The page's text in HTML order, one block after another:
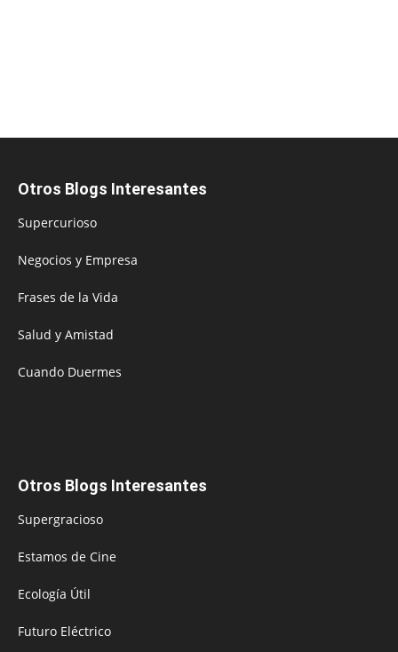
Otros Blogs Interesantes
Supercurioso
Negocios y Empresa
Frases de la Vida
Salud y Amistad
Cuando Duermes
Otros Blogs Interesantes
Supergracioso
Estamos de Cine
Ecología Útil
Futuro Eléctrico